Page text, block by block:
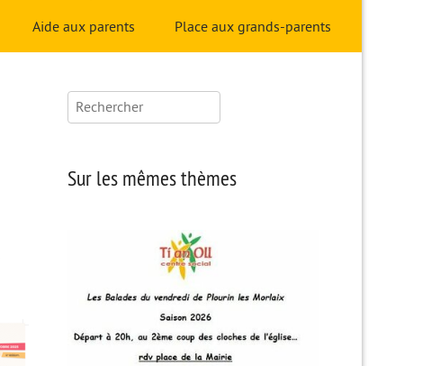
Aide aux parents Place aux grands-parents
Rechercher :
Sur les mêmes thèmes